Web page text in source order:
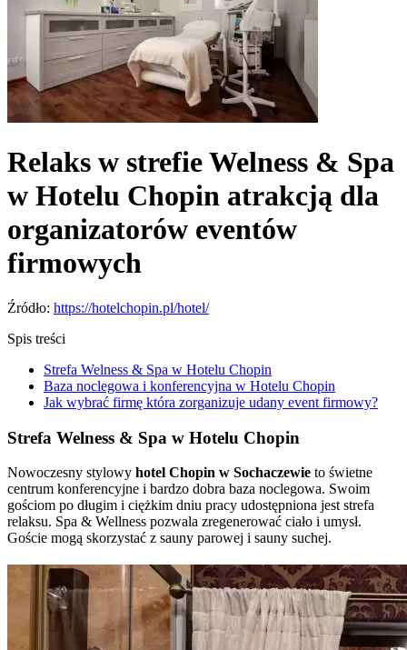
Relaks w strefie Welness & Spa
w Hotelu Chopin atrakcją dla
organizatorów eventów
firmowych
Źródło: https://hotelchopin.pl/hotel/
Spis treści
Strefa Welness & Spa w Hotelu Chopin
Baza noclegowa i konferencyjna w Hotelu Chopin
Jak wybrać firmę która zorganizuje udany event firmowy?
Strefa Welness & Spa w Hotelu Chopin
Nowoczesny stylowy hotel Chopin w Sochaczewie to świetne
centrum konferencyjne i bardzo dobra baza noclegowa. Swoim
gościom po długim i ciężkim dniu pracy udostępniona jest strefa
relaksu. Spa & Wellness pozwala zregenerować ciało i umysł.
Goście mogą skorzystać z sauny parowej i sauny suchej.